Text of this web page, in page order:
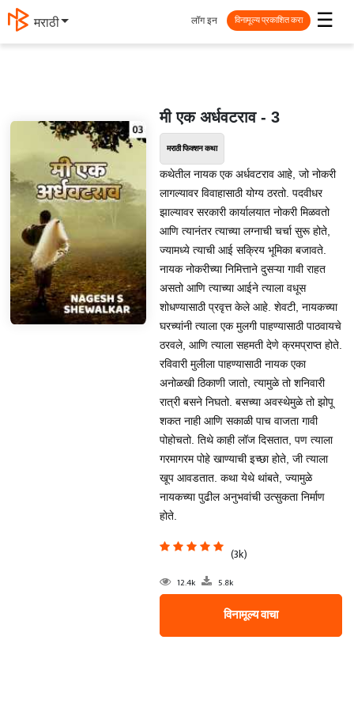
मराठी ☰
लॉग इन विनामूल्य प्रकाशित करा
मी एक अर्धवटराव - 3
मराठी फिक्शन कथा
कथेतील नायक एक अर्धवटराव आहे, जो नोकरी
लागल्यावर विवाहासाठी योग्य ठरतो. पदवीधर
झाल्यावर सरकारी कार्यालयात नोकरी मिळवतो
आणि त्यानंतर त्याच्या लग्नाची चर्चा सुरू होते,
ज्यामध्ये त्याची आई सक्रिय भूमिका बजावते.
नायक नोकरीच्या निमित्ताने दुसऱ्या गावी राहत
असतो आणि त्याच्या आईने त्याला वधूस
शोधण्यासाठी प्रवृत्त केले आहे. शेवटी, नायकच्या
घरच्यांनी त्याला एक मुलगी पाहण्यासाठी पाठवायचे
ठरवले, आणि त्याला सहमती देणे क्रमप्राप्त होते.
रविवारी मुलीला पाहण्यासाठी नायक एका
अनोळखी ठिकाणी जातो, त्यामुळे तो शनिवारी
रात्री बसने निघतो. बसच्या अवस्थेमुळे तो झोपू
शकत नाही आणि सकाळी पाच वाजता गावी
पोहोचतो. तिथे काही लॉज दिसतात, पण त्याला
गरमागरम पोहे खाण्याची इच्छा होते, जी त्याला
खूप आवडतात. कथा येथे थांबते, ज्यामुळे
नायकच्या पुढील अनुभवांची उत्सुकता निर्माण
होते.
(3k)
12.4k 5.8k
विनामूल्य वाचा